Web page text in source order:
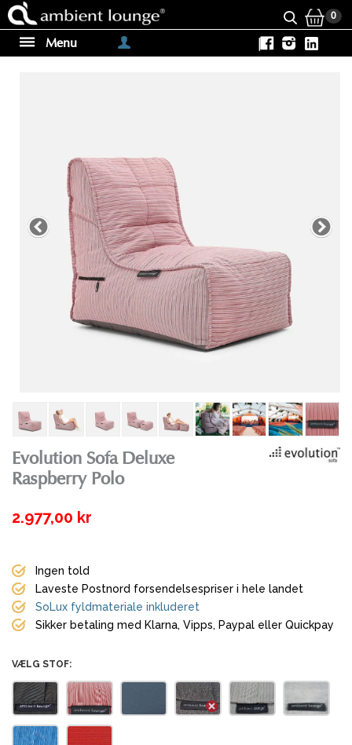
0
Menu
Evolution Sofa Deluxe
Raspberry Polo
2.977,00 kr
Ingen told
Laveste Postnord forsendelsespriser i hele landet
SoLux fyldmateriale inkluderet
Sikker betaling med Klarna, Vipps, Paypal eller Quickpay
VÆLG STOF: